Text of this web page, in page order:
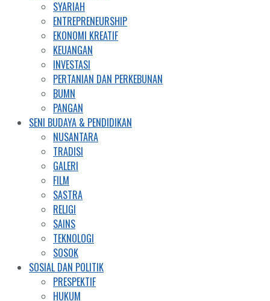
SYARIAH
ENTREPRENEURSHIP
EKONOMI KREATIF
KEUANGAN
INVESTASI
PERTANIAN DAN PERKEBUNAN
BUMN
PANGAN
SENI BUDAYA & PENDIDIKAN
NUSANTARA
TRADISI
GALERI
FILM
SASTRA
RELIGI
SAINS
TEKNOLOGI
SOSOK
SOSIAL DAN POLITIK
PRESPEKTIF
HUKUM